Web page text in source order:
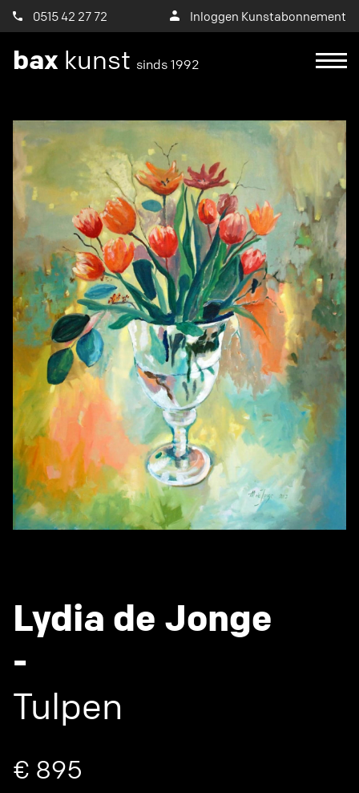
0515 42 27 72 Inloggen Kunstabonnement
bax kunst sinds 1992
Lydia de Jonge
-
Tulpen
€ 895